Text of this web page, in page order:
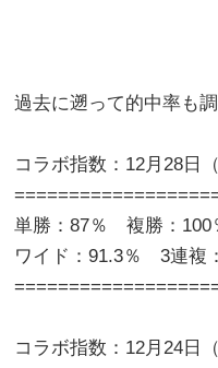
過去に遡って的中率も
コラボ指数：12月28日
単勝：87％ 複勝：
ワイド：91.3％ 3連
コラボ指数：12月24日